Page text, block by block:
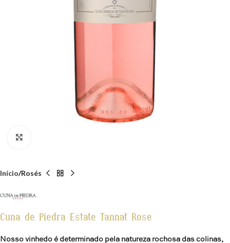
Início Rosés
Cuna de Piedra Estate Tannat Rose
Nosso vinhedo é determinado pela natureza rochosa das colinas,